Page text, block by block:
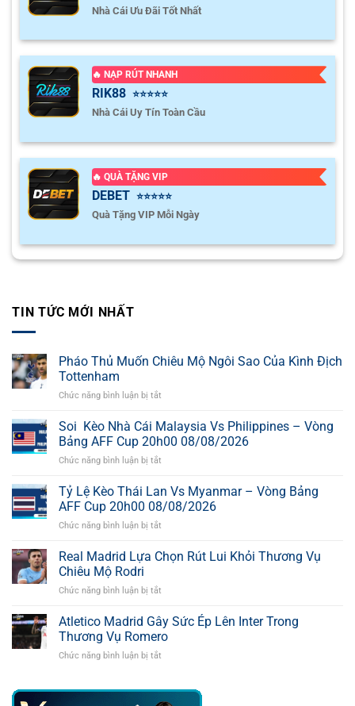
Nhà Cái Ưu Đãi Tốt Nhất
🔥 NẠP RÚT NHANH
RIK88 ⭐⭐⭐⭐⭐
Nhà Cái Uy Tín Toàn Cầu
🔥 QUÀ TẶNG VIP
DEBET ⭐⭐⭐⭐⭐
Quà Tặng VIP Mỗi Ngày
TIN TỨC MỚI NHẤT
Pháo Thủ Muốn Chiêu Mộ Ngôi Sao Của Kình Địch
Tottenham
Chức năng bình luận bị tắt
Thủ
Muốn
Chiêu
Sao
Của
Soi Kèo Nhà Cái Malaysia Vs Philippines – Vòng
Bảng AFF Cup 20h00 08/08/2026
Chức năng bình luận bị tắt
Kèo
Nhà
Cái
Philippines
Cup
20h00
Tỷ Lệ Kèo Thái Lan Vs Myanmar – Vòng Bảng
AFF Cup 20h00 08/08/2026
Chức năng bình luận bị tắt
Lệ
Kèo
Myanmar
–
Cup
20h00
Real Madrid Lựa Chọn Rút Lui Khỏi Thương Vụ
Chiêu Mộ Rodri
Chức năng bình luận bị tắt
Madrid
Lựa
Chọn
Atletico Madrid Gây Sức Ép Lên Inter Trong
Thương Vụ Romero
Chức năng bình luận bị tắt